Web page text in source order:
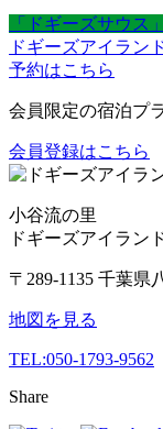
「ドギーズサウス
ドギーズアイラン
予約はこちら
会員限定の宿泊プ
会員登録はこちら
小谷流の里
ドギーズアイラン
〒289-1135 千葉県
地図を見る
TEL:050-1793-9562
Share